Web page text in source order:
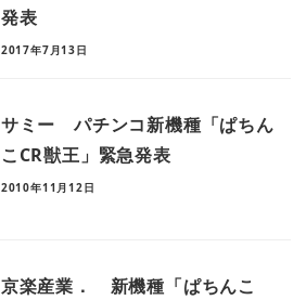
発表
2017年7月13日
サミー パチンコ新機種「ぱちん
こCR獣王」緊急発表
2010年11月12日
京楽産業． 新機種「ぱちんこ